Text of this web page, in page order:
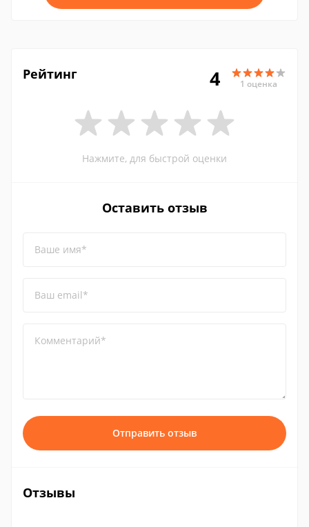
Рейтинг 4 1 оценка
Нажмите, для быстрой оценки
Оставить отзыв
Ваше имя*
Ваш email*
Комментарий*
Отправить отзыв
Отзывы